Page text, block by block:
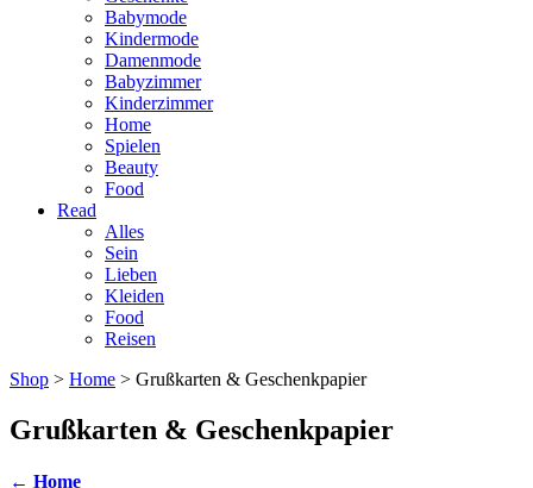
Babymode
Kindermode
Damenmode
Babyzimmer
Kinderzimmer
Home
Spielen
Beauty
Food
Read
Alles
Sein
Lieben
Kleiden
Food
Reisen
Shop > Home > Grußkarten & Geschenkpapier
Grußkarten & Geschenkpapier
← Home